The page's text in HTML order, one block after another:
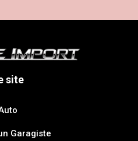
site
Garagiste